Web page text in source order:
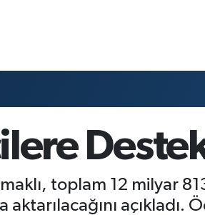
toplam 12 milyar
aktarılacağını
ve Fikstür